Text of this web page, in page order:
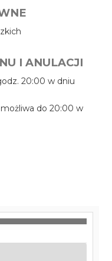
I ANULACJI
20:00 w dniu
do 20:00 w